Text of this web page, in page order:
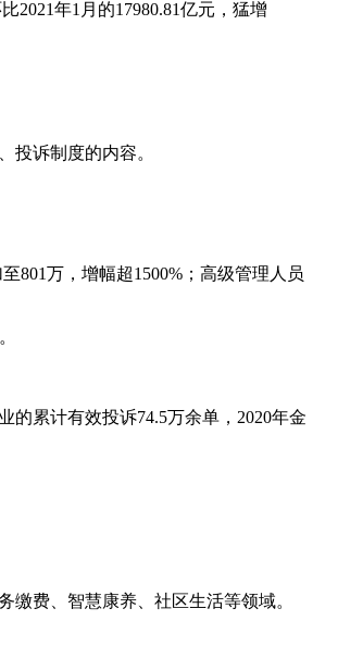
2021年1月的17980.81亿元，猛增
投诉制度的内容。
801万，增幅超1500%；高级管理人员
的累计有效投诉74.5万余单，2020年金
费、智慧康养、社区生活等领域。